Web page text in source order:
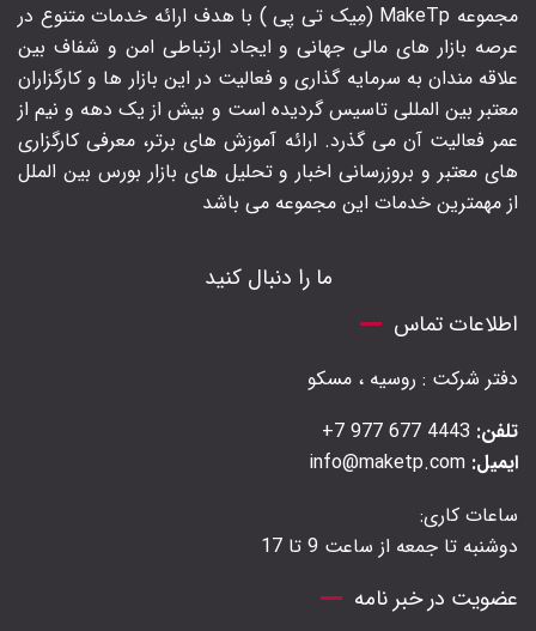
مجموعه MakeTp (مِیک تی پی ) با هدف ارائه خدمات متنوع در
عرصه بازار های مالی جهانی و ایجاد ارتباطی امن و شفاف بین
علاقه مندان به سرمایه گذاری و فعالیت در این بازار ها و کارگزاران
معتبر بین المللی تاسیس گردیده است و بیش از یک دهه و نیم از
عمر فعالیت آن می گذرد. ارائه آموزش های برتر‍، معرفی کارگزاری
های معتبر و بروزرسانی اخبار و تحلیل های بازار بورس بین الملل
از مهمترین خدمات این مجموعه می باشد
ما را دنبال کنید
اطلاعات تماس
دفتر شرکت : روسیه ، مسکو
تلفن:
ایمیل:
ساعات کاری:
دوشنبه تا جمعه از ساعت 9 تا 17
عضویت در خبر نامه